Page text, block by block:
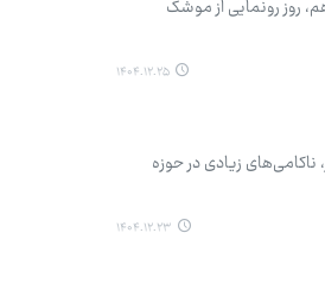
روز رونمایی از موشک
۱۴۰۴.۱۲.۲۵
زیادی در حوزه
۱۴۰۴.۱۲.۲۳